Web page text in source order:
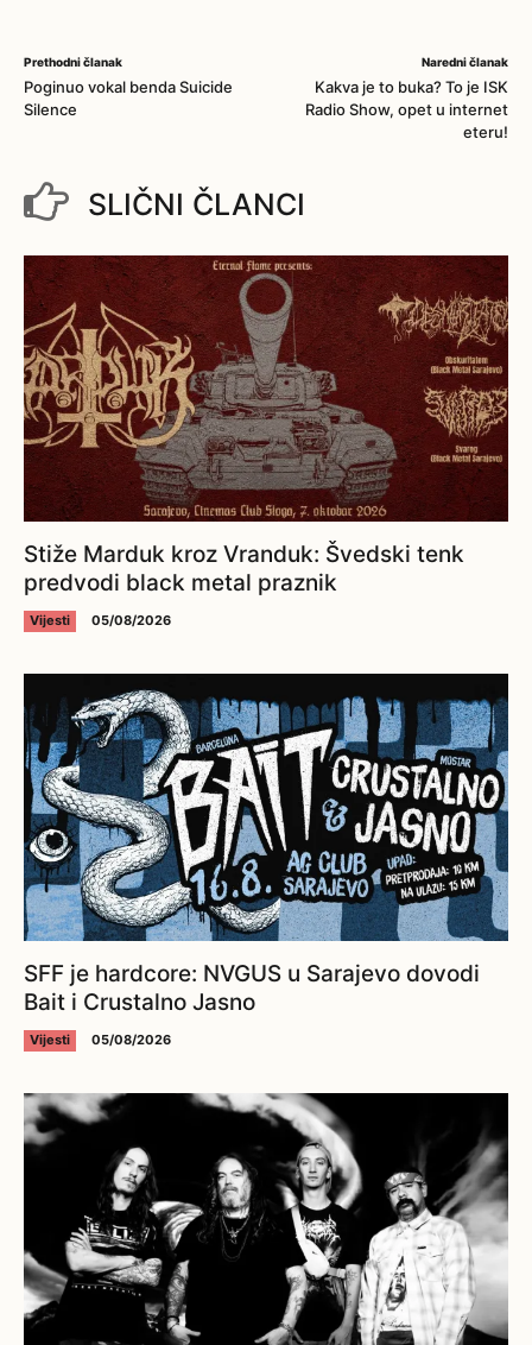
Prethodni članak
Poginuo vokal benda Suicide
Silence
Naredni članak
Kakva je to buka? To je ISK
Radio Show, opet u internet
eteru!
SLIČNI ČLANCI
Stiže Marduk kroz Vranduk: Švedski tenk
predvodi black metal praznik
Vijesti 05/08/2026
SFF je hardcore: NVGUS u Sarajevo dovodi
Bait i Crustalno Jasno
Vijesti 05/08/2026